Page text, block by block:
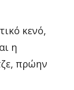
κενό,
η
πρώην